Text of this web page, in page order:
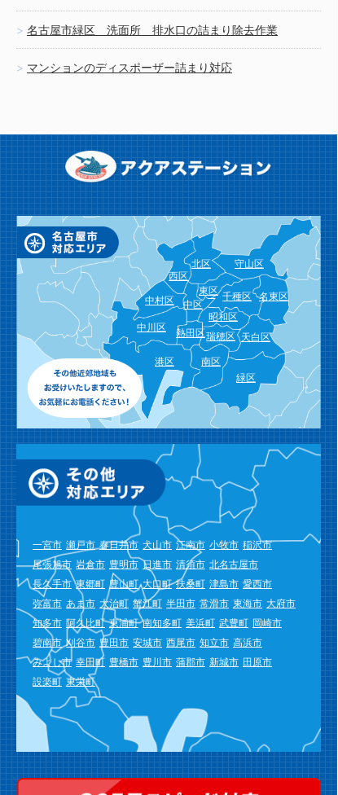
名古屋市緑区 洗面所 排水口の詰まり除去作業
マンションのディスポーザー詰まり対応
北区
西区
守山区
東区 名東区
千種区
中区
中村区
昭和区
天白区
瑞穂区
熱田区
中川区
緑区
南区
港区
一宮市 瀬戸市 春日井市 犬山市 江南市 小牧市 稲沢市
尾張旭市 岩倉市 豊明市 日進市 清須市 北名古屋市
長久手市 東郷町 豊山町 大口町 扶桑町 津島市 愛西市
弥富市 あま市 大治町 蟹江町 半田市 常滑市 東海市 大府市
知多市 阿久比町 東浦町 南知多町 美浜町 武豊町 岡崎市
碧南市 刈谷市 豊田市 安城市 西尾市 知立市 高浜市
みよし市 幸田町 豊橋市 豊川市 蒲郡市 新城市 田原市
設楽町 東栄町